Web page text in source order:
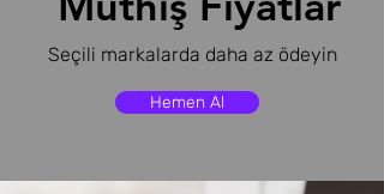
Seçili markalarda daha az ödeyin
Hemen Al